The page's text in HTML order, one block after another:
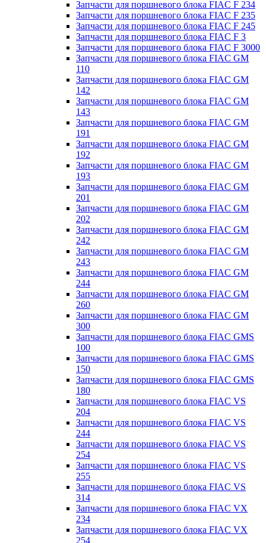
Запчасти для поршневого блока FIAC F 234
Запчасти для поршневого блока FIAC F 235
Запчасти для поршневого блока FIAC F 245
Запчасти для поршневого блока FIAC F 3
Запчасти для поршневого блока FIAC F 3000
Запчасти для поршневого блока FIAC GM
110
Запчасти для поршневого блока FIAC GM
142
Запчасти для поршневого блока FIAC GM
143
Запчасти для поршневого блока FIAC GM
191
Запчасти для поршневого блока FIAC GM
192
Запчасти для поршневого блока FIAC GM
193
Запчасти для поршневого блока FIAC GM
201
Запчасти для поршневого блока FIAC GM
202
Запчасти для поршневого блока FIAC GM
242
Запчасти для поршневого блока FIAC GM
243
Запчасти для поршневого блока FIAC GM
244
Запчасти для поршневого блока FIAC GM
260
Запчасти для поршневого блока FIAC GM
300
Запчасти для поршневого блока FIAC GMS
100
Запчасти для поршневого блока FIAC GMS
150
Запчасти для поршневого блока FIAC GMS
180
Запчасти для поршневого блока FIAC VS
204
Запчасти для поршневого блока FIAC VS
244
Запчасти для поршневого блока FIAC VS
254
Запчасти для поршневого блока FIAC VS
255
Запчасти для поршневого блока FIAC VS
314
Запчасти для поршневого блока FIAC VX
234
Запчасти для поршневого блока FIAC VX
254